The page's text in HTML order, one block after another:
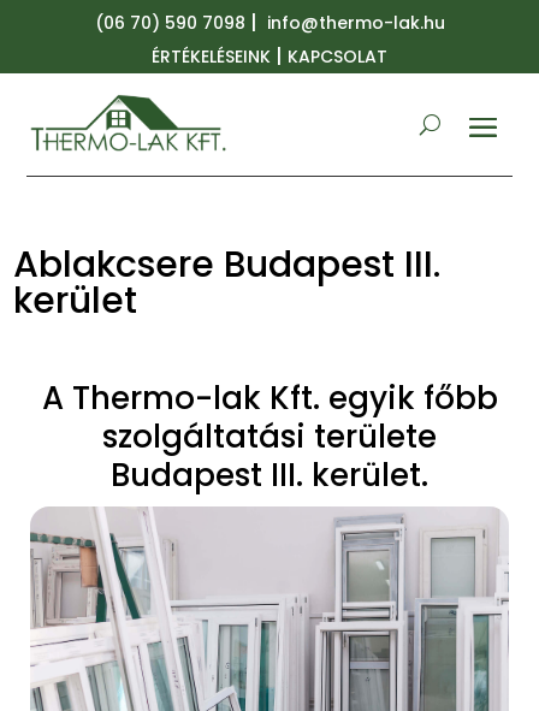
(06 70) 590 7098 | info@thermo-lak.hu
ÉRTÉKELÉSEINK | KAPCSOLAT
Ablakcsere Budapest III.
kerület
A Thermo-lak Kft. egyik főbb
szolgáltatási területe
Budapest III. kerület.